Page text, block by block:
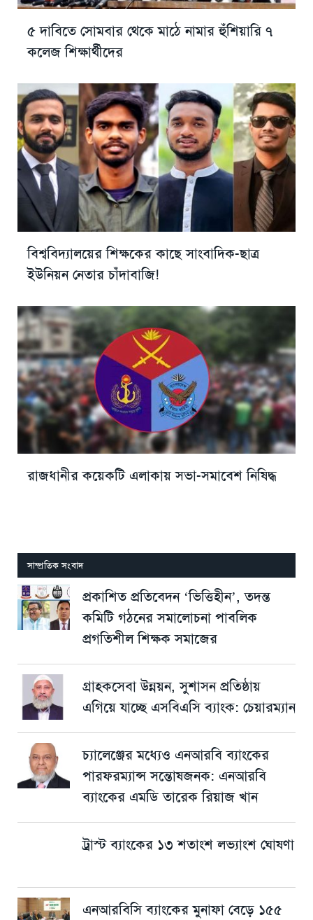
৫ দাবিতে সোমবার থেকে মাঠে নামার হুঁশিয়ারি ৭
কলেজ শিক্ষার্থীদের
বিশ্ববিদ্যালয়ের শিক্ষকের কাছে সাংবাদিক-ছাত্র
ইউনিয়ন নেতার চাঁদাবাজি!
রাজধানীর কয়েকটি এলাকায় সভা-সমাবেশ নিষিদ্ধ
সাম্প্রতিক সংবাদ
প্রকাশিত প্রতিবেদন ‘ভিত্তিহীন’, তদন্ত
কমিটি গঠনের সমালোচনা পাবলিক
প্রগতিশীল শিক্ষক সমাজের
গ্রাহকসেবা উন্নয়ন, সুশাসন প্রতিষ্ঠায়
এগিয়ে যাচ্ছে এসবিএসি ব্যাংক: চেয়ারম্যান
চ্যালেঞ্জের মধ্যেও এনআরবি ব্যাংকের
পারফরম্যান্স সন্তোষজনক: এনআরবি
ব্যাংকের এমডি তারেক রিয়াজ খান
ট্রাস্ট ব্যাংকের ১৩ শতাংশ লভ্যাংশ ঘোষণা
এনআরবিসি ব্যাংকের মুনাফা বেড়ে ১৫৫